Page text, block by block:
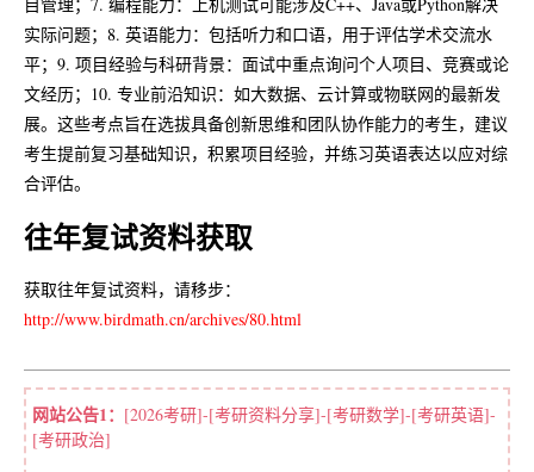
实际问题；8. 英语能力：包括听力和口语，用于评估学术交流水
平；9. 项目经验与科研背景：面试中重点询问个人项目、竞赛或论
文经历；10. 专业前沿知识：如大数据、云计算或物联网的最新发
展。这些考点旨在选拔具备创新思维和团队协作能力的考生，建议
考生提前复习基础知识，积累项目经验，并练习英语表达以应对综
合评估。
往年复试资料获取
获取往年复试资料，请移步：
http://www.birdmath.cn/archives/80.html
网站公告1： [2026考研]-[考研资料分享]-[考研数学]-[考研英语]-
[考研政治]